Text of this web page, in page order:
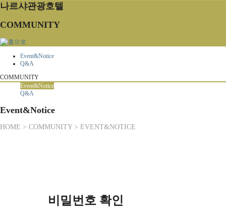
나르샤관광호텔
COMMUNITY
Event&Notice
Q&A
COMMUNITY
Event&Notice
Q&A
Event&Notice
HOME > COMMUNITY > EVENT&NOTICE
비밀번호 확인